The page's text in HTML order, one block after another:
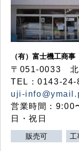
（有）富士機工商事
〒051-0033 北
TEL：0143-
uji-
営業時間：9:00
日・祝日
販売可 工